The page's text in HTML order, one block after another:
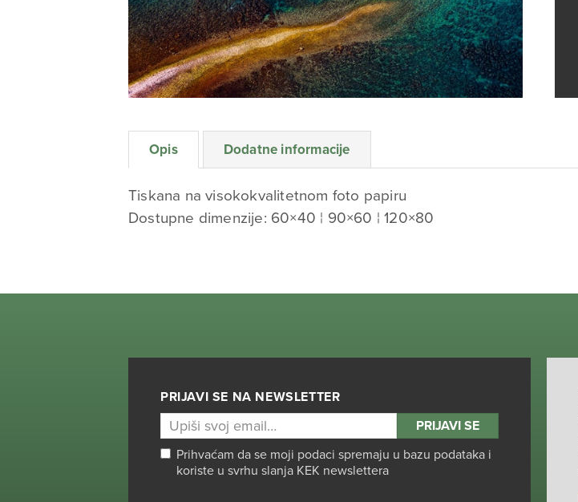
Opis Dodatne informacije
Tiskana na visokokvalitetnom foto papiru
Dostupne dimenzije: 60×40 ¦ 90×60 ¦ 120×80
PRIJAVI SE NA NEWSLETTER
Prihvaćam da se moji podaci spremaju u bazu podataka i
koriste u svrhu slanja KEK newslettera